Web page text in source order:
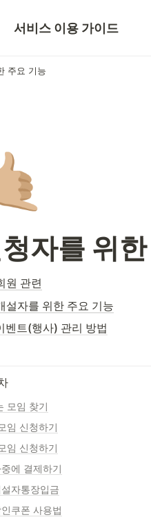
서비스 이용 가이드
주요 기능
꿀팁 모음
자를 위
원 관련
설자를 위한 주요 기능
벤트(행사) 관리 방법
모임 찾기
임 신청하기
임 신청하기
에 결제하기
자통장입금
쿠폰 사용법